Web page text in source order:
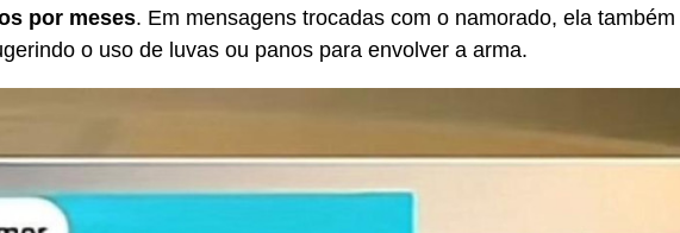
por meses. Em mensagens trocadas com o namorado, ela também
o uso de luvas ou panos para envolver a arma.